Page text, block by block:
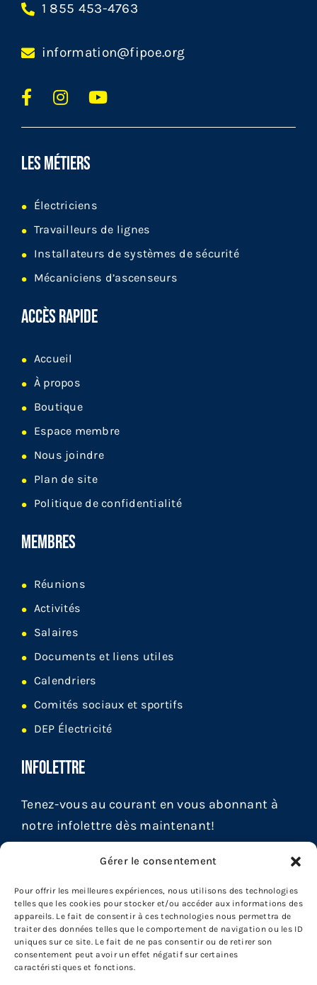
Gérer le consentement
Pour offrir les meilleures expériences, nous utilisons des technologies
telles que les cookies pour stocker et/ou accéder aux informations des
appareils. Le fait de consentir à ces technologies nous permettra de
traiter des données telles que le comportement de navigation ou les ID
uniques sur ce site. Le fait de ne pas consentir ou de retirer son
consentement peut avoir un effet négatif sur certaines
caractéristiques et fonctions.
1 855 453-4763
information@fipoe.org
LES MÉTIERS
Électriciens
Travailleurs de lignes
Installateurs de systèmes de sécurité
Mécaniciens d’ascenseurs
ACCÈS RAPIDE
Accueil
À propos
Boutique
Espace membre
Nous joindre
Plan de site
Politique de confidentialité
MEMBRES
Réunions
Activités
Salaires
Documents et liens utiles
Calendriers
Comités sociaux et sportifs
DEP Électricité
INFOLETTRE
Tenez-vous au courant en vous abonnant à
notre infolettre dès maintenant!